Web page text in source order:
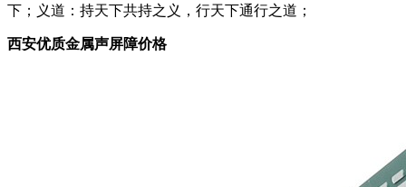
下；义道：持天下共持之义，行天下通行之道；
西安优质金属声屏障价格